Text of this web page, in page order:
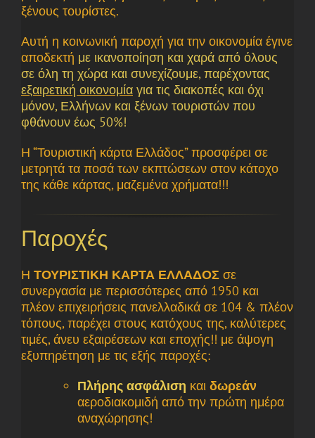
ξένους τουρίστες.
Αυτή η κοινωνική παροχή για την οικονομία έγινε
αποδεκτή με ικανοποίηση και χαρά από όλους
σε όλη τη χώρα και συνεχίζουμε, παρέχοντας
εξαιρετική οικονομία για τις διακοπές και όχι
μόνον, Ελλήνων και ξένων τουριστών που
φθάνουν έως 50%!
Η “Τουριστική κάρτα Ελλάδος” προσφέρει σε
μετρητά τα ποσά των εκπτώσεων στον κάτοχο
της κάθε κάρτας, μαζεμένα χρήματα!!!
Παροχές
Η ΤΟΥΡΙΣΤΙΚΗ ΚΑΡΤΑ ΕΛΛΑΔΟΣ σε
συνεργασία με περισσότερες από 1950 και
πλέον επιχειρήσεις πανελλαδικά σε 104 & πλέον
τόπους, παρέχει στους κατόχους της, καλύτερες
τιμές, άνευ εξαιρέσεων και εποχής!! με άψογη
εξυπηρέτηση με τις εξής παροχές:
Πλήρης ασφάλιση και δωρεάν
αεροδιακομιδή από την πρώτη ημέρα
αναχώρησης!